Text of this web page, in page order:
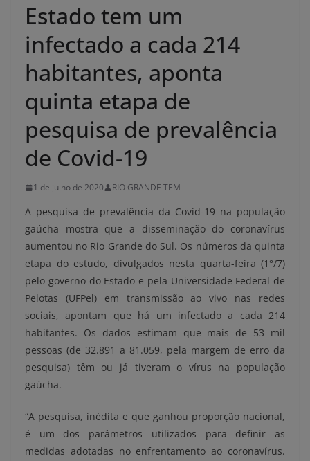
Estado tem um
infectado a cada 214
habitantes, aponta
quinta etapa de
pesquisa de prevalência
de Covid-19
1 de julho de 2020 RIO GRANDE TEM
A pesquisa de prevalência da Covid-19 na população
gaúcha mostra que a disseminação do coronavírus
aumentou no Rio Grande do Sul. Os números da quinta
etapa do estudo, divulgados nesta quarta-feira (1°/7)
pelo governo do Estado e pela Universidade Federal de
Pelotas (UFPel) em transmissão ao vivo nas redes
sociais, apontam que há um infectado a cada 214
habitantes. Os dados estimam que mais de 53 mil
pessoas (de 32.891 a 81.059, pela margem de erro da
pesquisa) têm ou já tiveram o vírus na população
gaúcha.
“A pesquisa, inédita e que ganhou proporção nacional,
é um dos parâmetros utilizados para definir as
medidas adotadas no enfrentamento ao coronavírus.